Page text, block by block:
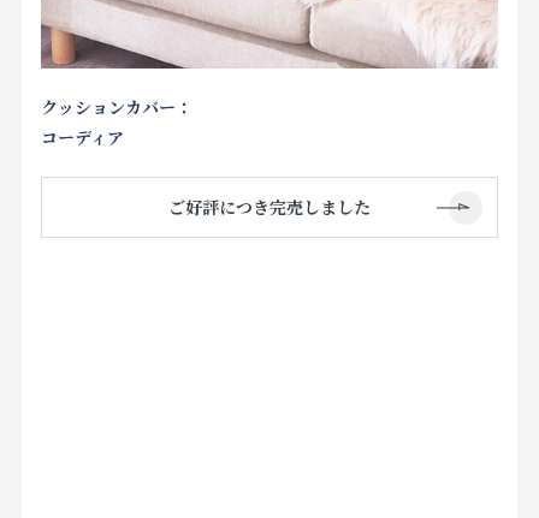
クッションカバー：
コーディア
ご好評につき完売しました